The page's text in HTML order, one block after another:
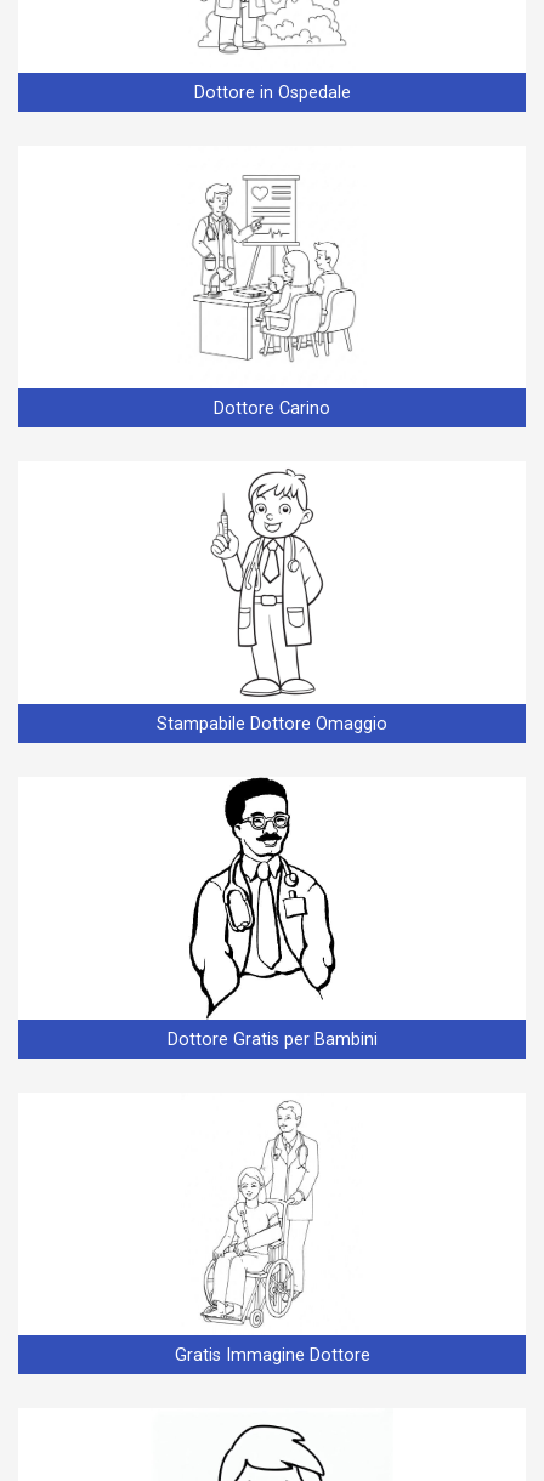
Dottore in Ospedale
Dottore Carino
Stampabile Dottore Omaggio
Dottore Gratis per Bambini
Gratis Immagine Dottore